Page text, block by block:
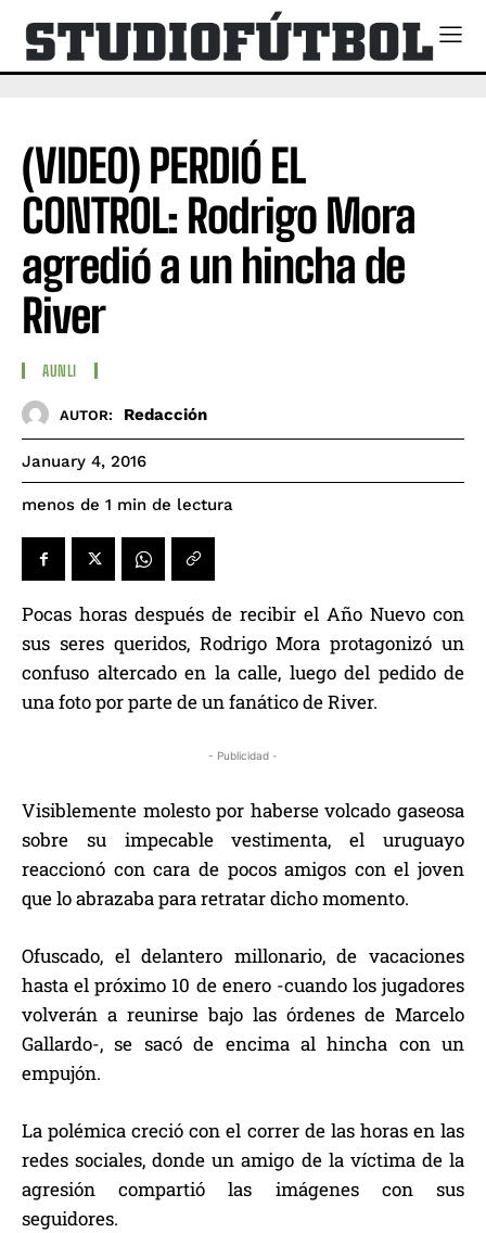
(VIDEO) PERDIÓ EL
CONTROL: Rodrigo Mora
agredió a un hincha de
River
AUNLI
AUTOR: Redacción
January 4, 2016
menos de 1 min de lectura
Pocas horas después de recibir el Año Nuevo con
sus seres queridos, Rodrigo Mora protagonizó un
confuso altercado en la calle, luego del pedido de
una foto por parte de un fanático de River.
- Publicidad -
Visiblemente molesto por haberse volcado gaseosa
sobre su impecable vestimenta, el uruguayo
reaccionó con cara de pocos amigos con el joven
que lo abrazaba para retratar dicho momento.
Ofuscado, el delantero millonario, de vacaciones
hasta el próximo 10 de enero -cuando los jugadores
volverán a reunirse bajo las órdenes de Marcelo
Gallardo-, se sacó de encima al hincha con un
empujón.
La polémica creció con el correr de las horas en las
redes sociales, donde un amigo de la víctima de la
agresión compartió las imágenes con sus
seguidores.